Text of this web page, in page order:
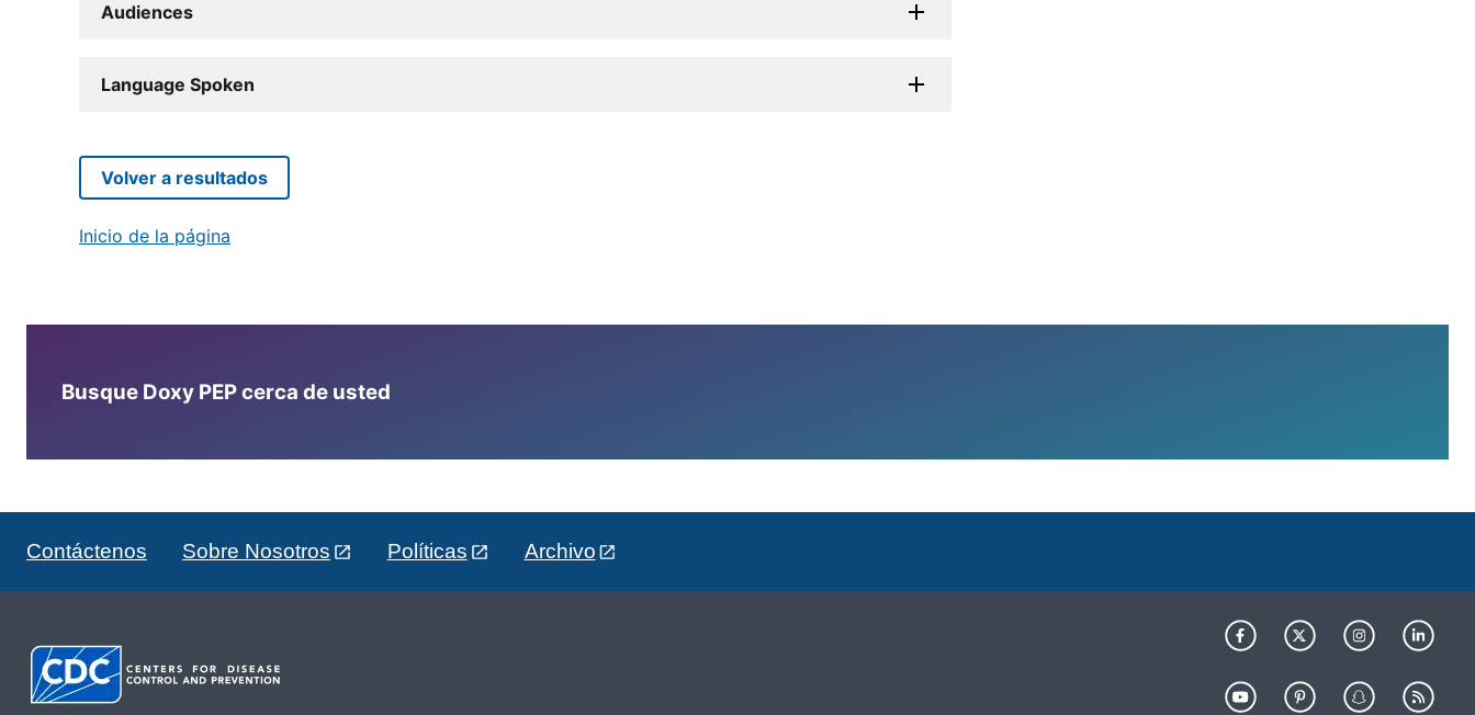
Audiences
Language Spoken
Volver a resultados
Inicio de la página
Busque Doxy PEP cerca de usted
Contáctenos Sobre Nosotros Políticas Archivo